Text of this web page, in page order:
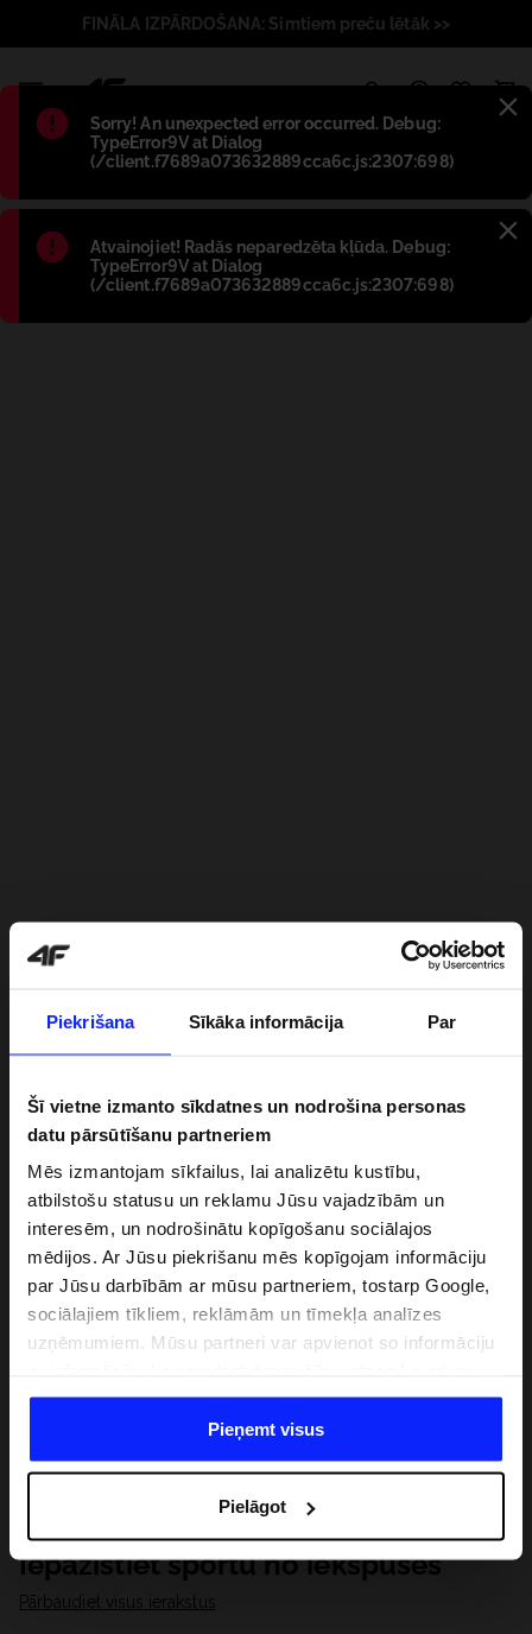
Piekrišana Sīkāka informācija Par
Šī vietne izmanto sīkdatnes un nodrošina personas
datu pārsūtīšanu partneriem
Mēs izmantojam sīkfailus, lai analizētu kustību,
atbilstošu statusu un reklamu Jūsu vajadzībām un
interesēm, un nodrošinātu kopīgošanu sociālajos
mēdijos. Ar Jūsu piekrišanu mēs kopīgojam informāciju
par Jūsu darbībām ar mūsu partneriem, tostarp Google,
sociālajiem tīkliem, reklāmām un tīmekļa analīzes
uzņēmumiem. Mūsu partneri var apvienot so informāciju
datiem, ko viņi iegūst, izmantojot viņu pakalpojumus. Ar
Jūsu atļauju, mēs varam pārsūtīt Jūsu personas datus
saviem partneriem, lai uzlabotu veidu, kadā tiek rādīta
saturu un uzlabotu mūsu partneru piedāvātos risinajumus
( piem. socialos tīklus). Detalizētu informāciju var atrast
mūsu Privātuma politikā un sadaļā "Detaļas".
Pieņemt visus
Pielāgot
Błąd:
Sorry! An unexpected error occurred. Debug:
TypeError9V at Dialog
(/client.f7689a073632889cca6c.js:2307:698)
Błąd:
Atvainojiet! Radās neparedzēta kļūda. Debug:
TypeError9V at Dialog
(/client.f7689a073632889cca6c.js:2307:698)
FINĀLA IZPĀRDOŠANA: Simtiem preču lētāk >>
Iepazīstiet sportu no iekšpuses
Pārbaudiet visus ierakstus